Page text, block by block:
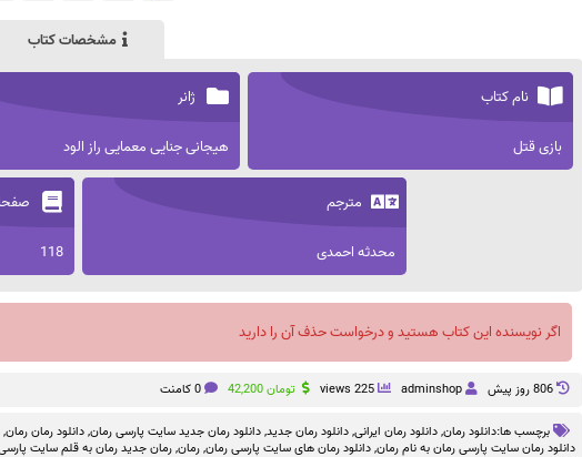
مشخصات کتاب
نام کتاب
بازی قتل
ژانر
هیجانی جنایی معمایی راز الود
مترجم
محدثه احمدی 118
اگر نویسنده این کتاب هستید و درخواست حذف آن را دارید
806 روز پيش adminshop
225 views تومان 0 کامنت
برچسب ها:دانلود رمان,دانلود رمان ایرانی,دانلود رمان جدید,دانلود رمان جدید سایت پارسی رمان,دانلود رمان رمان,
دانلود رمان سایت پارسی رمان به نام رمان,دانلود رمان های سایت پارسی رمان,رمان,رمان جدید رمان به قلم سایت